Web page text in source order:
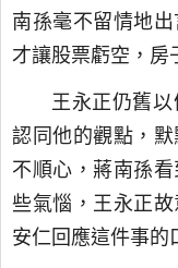
南孫毫不留情地
才讓股票虧空，房
王永正仍舊
認同他的觀點，
不順心，蔣南孫
些氣惱，王永正
安仁回應這件事的